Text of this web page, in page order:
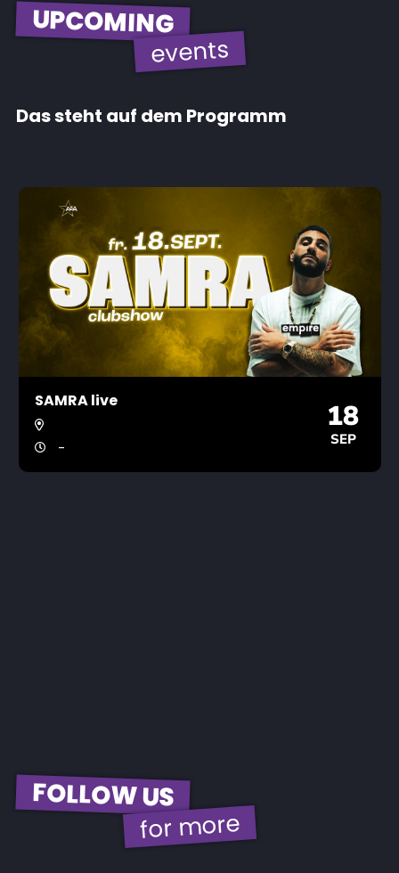
UPCOMING
events
Das steht auf dem Programm
SAMRA live
-
18
SEP
FOLLOW US
for more